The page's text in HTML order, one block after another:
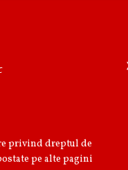
privind dreptul de
pe alte pagini